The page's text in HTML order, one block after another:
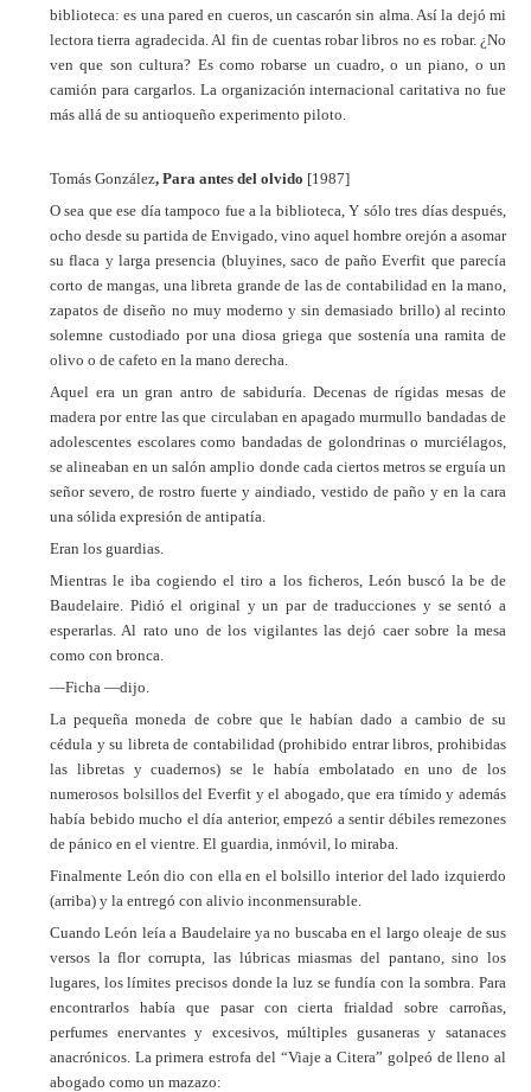
biblioteca: es una pared en cueros, un cascarón sin alma. Así la dejó mi
lectora tierra agradecida. Al fin de cuentas robar libros no es robar. ¿No
ven que son cultura? Es como robarse un cuadro, o un piano, o un
camión para cargarlos. La organización internacional caritativa no fue
más allá de su antioqueño experimento piloto.
Tomás González, Para antes del olvido [1987]
O sea que ese día tampoco fue a la biblioteca, Y sólo tres días después,
ocho desde su partida de Envigado, vino aquel hombre orejón a asomar
su flaca y larga presencia (bluyines, saco de paño Everfit que parecía
corto de mangas, una libreta grande de las de contabilidad en la mano,
zapatos de diseño no muy moderno y sin demasiado brillo) al recinto
solemne custodiado por una diosa griega que sostenía una ramita de
olivo o de cafeto en la mano derecha.
Aquel era un gran antro de sabiduría. Decenas de rígidas mesas de
madera por entre las que circulaban en apagado murmullo bandadas de
adolescentes escolares como bandadas de golondrinas o murciélagos,
se alineaban en un salón amplio donde cada ciertos metros se erguía un
señor severo, de rostro fuerte y aindiado, vestido de paño y en la cara
una sólida expresión de antipatía.
Eran los guardias.
Mientras le iba cogiendo el tiro a los ficheros, León buscó la be de
Baudelaire. Pidió el original y un par de traducciones y se sentó a
esperarlas. Al rato uno de los vigilantes las dejó caer sobre la mesa
como con bronca.
—Ficha —dijo.
La pequeña moneda de cobre que le habían dado a cambio de su
cédula y su libreta de contabilidad (prohibido entrar libros, prohibidas
las libretas y cuadernos) se le había embolatado en uno de los
numerosos bolsillos del Everfit y el abogado, que era tímido y además
había bebido mucho el día anterior, empezó a sentir débiles remezones
de pánico en el vientre. El guardia, inmóvil, lo miraba.
Finalmente León dio con ella en el bolsillo interior del lado izquierdo
(arriba) y la entregó con alivio inconmensurable.
Cuando León leía a Baudelaire ya no buscaba en el largo oleaje de sus
versos la flor corrupta, las lúbricas miasmas del pantano, sino los
lugares, los límites precisos donde la luz se fundía con la sombra. Para
encontrarlos había que pasar con cierta frialdad sobre carroñas,
perfumes enervantes y excesivos, múltiples gusaneras y satanaces
anacrónicos. La primera estrofa del “Viaje a Citera” golpeó de lleno al
abogado como un mazazo: